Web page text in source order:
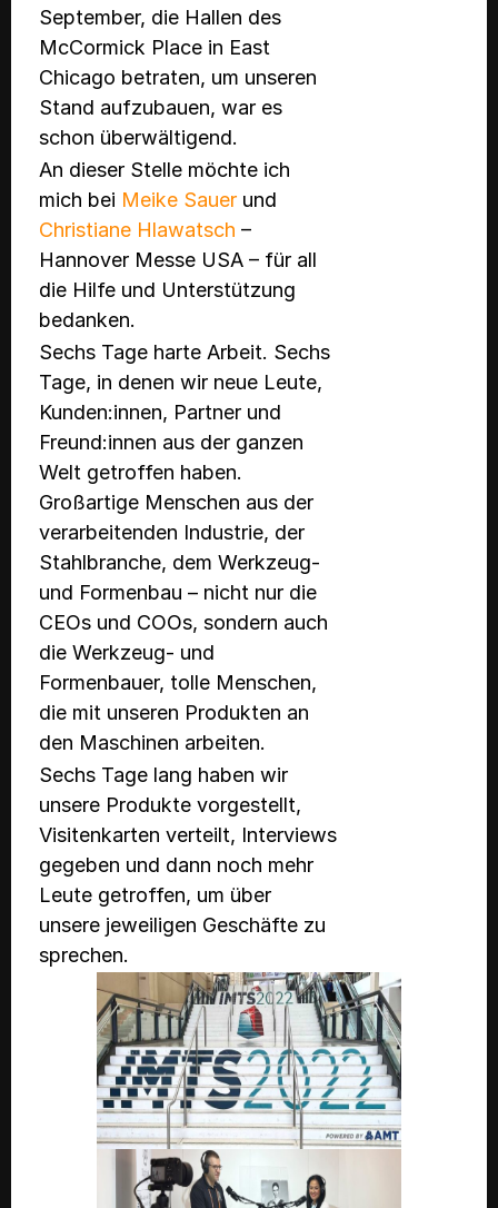
September, die Hallen des
McCormick Place in East
Chicago betraten, um unseren
Stand aufzubauen, war es
schon überwältigend.
An dieser Stelle möchte ich
mich bei Meike Sauer und
Christiane Hlawatsch –
Hannover Messe USA – für all
die Hilfe und Unterstützung
bedanken.
Sechs Tage harte Arbeit. Sechs
Tage, in denen wir neue Leute,
Kunden:innen, Partner und
Freund:innen aus der ganzen
Welt getroffen haben.
Großartige Menschen aus der
verarbeitenden Industrie, der
Stahlbranche, dem Werkzeug-
und Formenbau – nicht nur die
CEOs und COOs, sondern auch
die Werkzeug- und
Formenbauer, tolle Menschen,
die mit unseren Produkten an
den Maschinen arbeiten.
Sechs Tage lang haben wir
unsere Produkte vorgestellt,
Visitenkarten verteilt, Interviews
gegeben und dann noch mehr
Leute getroffen, um über
unsere jeweiligen Geschäfte zu
sprechen.